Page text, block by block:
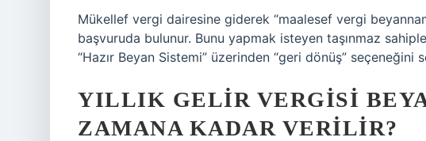
Mükellef vergi dairesine giderek “maalesef vergi
başvuruda bulunur. Bunu yapmak isteyen taşınmaz
“Hazır Beyan Sistemi” üzerinden “geri dönüş” seçeneğini
YILLIK GELIR VERGISI
ZAMANA KADAR VERILIR?